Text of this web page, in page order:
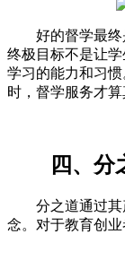
好的督学最
终极目标不是让
学习的能力和习
时，督学服务才算
四、分
分之道通过
念。对于教育创